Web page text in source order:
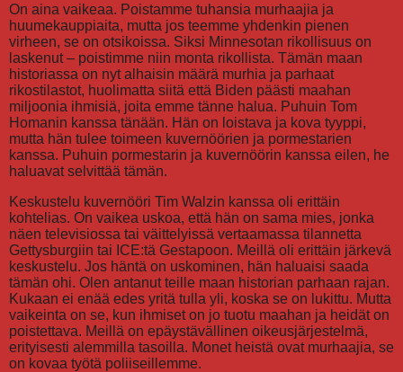
On aina vaikeaa. Poistamme tuhansia murhaajia ja
huumekauppiaita, mutta jos teemme yhdenkin pienen
virheen, se on otsikoissa. Siksi Minnesotan rikollisuus on
laskenut – poistimme niin monta rikollista. Tämän maan
historiassa on nyt alhaisin määrä murhia ja parhaat
rikostilastot, huolimatta siitä että Biden päästi maahan
miljoonia ihmisiä, joita emme tänne halua. Puhuin Tom
Homanin kanssa tänään. Hän on loistava ja kova tyyppi,
mutta hän tulee toimeen kuvernöörien ja pormestarien
kanssa. Puhuin pormestarin ja kuvernöörin kanssa eilen, he
haluavat selvittää tämän.
Keskustelu kuvernööri Tim Walzin kanssa oli erittäin
kohtelias. On vaikea uskoa, että hän on sama mies, jonka
näen televisiossa tai väittelyissä vertaamassa tilannetta
Gettysburgiin tai ICE:tä Gestapoon. Meillä oli erittäin järkevä
keskustelu. Jos häntä on uskominen, hän haluaisi saada
tämän ohi. Olen antanut teille maan historian parhaan rajan.
Kukaan ei enää edes yritä tulla yli, koska se on lukittu. Mutta
vaikeinta on se, kun ihmiset on jo tuotu maahan ja heidät on
poistettava. Meillä on epäystävällinen oikeusjärjestelmä,
erityisesti alemmilla tasoilla. Monet heistä ovat murhaajia, se
on kovaa työtä poliiseillemme.